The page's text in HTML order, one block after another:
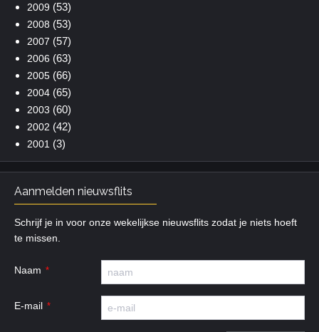
2009 (53)
2008 (53)
2007 (57)
2006 (63)
2005(66)
2004(65)
2003 (60)
2002 (42)
2001(3)
Aanmelden nieuwsflits
Schrijf je in voor onze wekelijkse nieuwsflits zodat je niets hoeft
te missen.
Naam
E-mail